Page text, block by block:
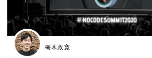
梅木政寛